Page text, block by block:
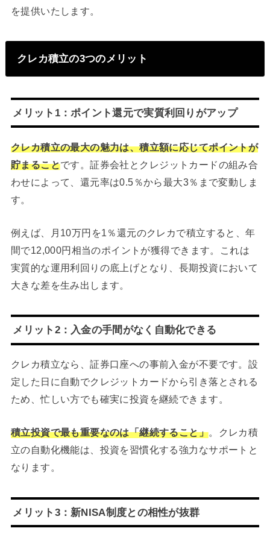
を提供いたします。
クレカ積立の3つのメリット
メリット1：ポイント還元で実質利回りがアップ
クレカ積立の最大の魅力は、積立額に応じてポイントが
貯まることです。証券会社とクレジットカードの組み合
わせによって、還元率は0.5％から最大3％まで変動しま
す。
例えば、月10万円を1％還元のクレカで積立すると、年
間で12,000円相当のポイントが獲得できます。これは
実質的な運用利回りの底上げとなり、長期投資において
大きな差を生み出します。
メリット2：入金の手間がなく自動化できる
クレカ積立なら、証券口座への事前入金が不要です。設
定した日に自動でクレジットカードから引き落とされる
ため、忙しい方でも確実に投資を継続できます。
積立投資で最も重要なのは「継続すること」。クレカ積
立の自動化機能は、投資を習慣化する強力なサポートと
なります。
メリット3：新NISA制度との相性が抜群